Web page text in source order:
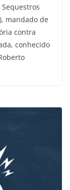
mandado de
contra
conhecido